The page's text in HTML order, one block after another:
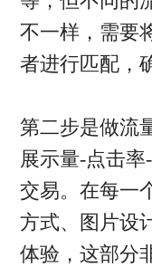
不一样，需要
者进行匹配，
第二步是做流
展示量-点击
交易。在每一
方式、图片设
体验，这部分